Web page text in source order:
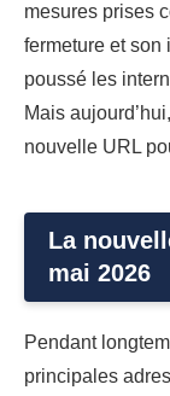
mesures prises
fermeture et
poussé les
Mais
nouvelle URL
La
mai 2026
Pendant
principales